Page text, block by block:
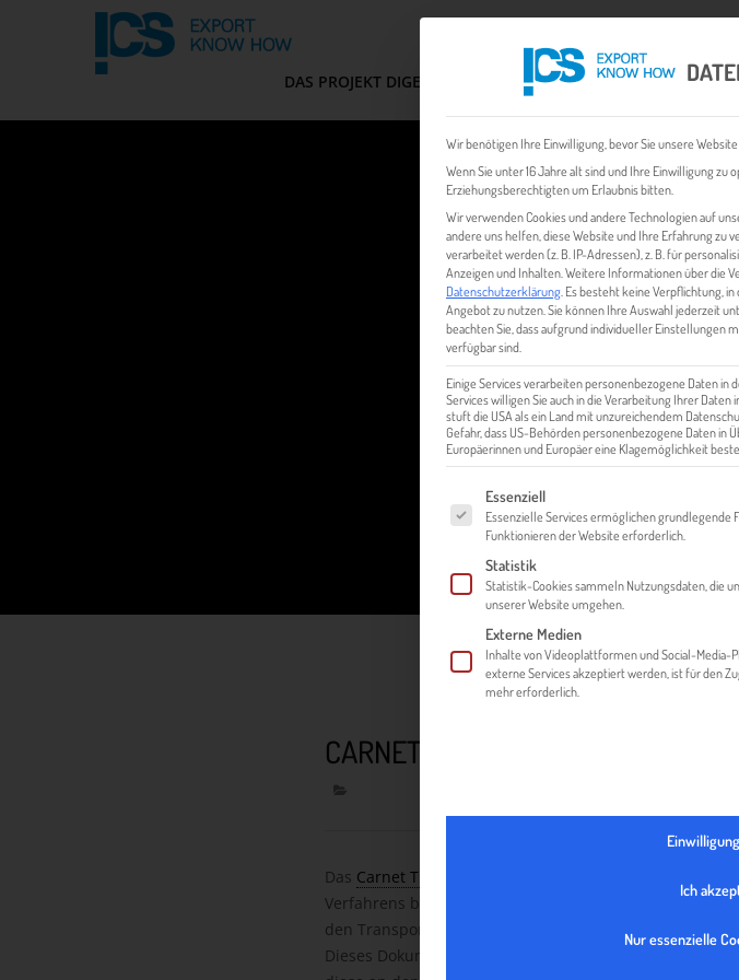
DAS PROJEKT DIGEM FIT CHECK EXPORT BUSINESS
CARNET TIR
Das Carnet TIR
ist ein international gültiges
Verfahrens bildet und gleichzeitig den Nachweis für
den Transport von Waren im Rahmen des TIR-
Dieses Dokument ermöglicht den
Wir benötigen Ihre Einwilligung, bevor Sie unsere
Wenn Sie unter 16 Jahre alt sind und Ihre Einwilligung
Erziehungsberechtigten um Erlaubnis bitten.
Wir verwenden Cookies und andere Technologien auf
andere uns helfen, diese Website und Ihre Erfahrung zu
verarbeitet werden (z. B. IP-Adressen), z. B. für
Anzeigen und Inhalten. Weitere Informationen über die
Datenschutzerklärung Es besteht keine Verpflichtung,
Angebot zu nutzen. Sie können Ihre Auswahl jederzeit
beachten Sie, dass aufgrund individueller Einstellungen
verfügbar sind.
Einige Services verarbeiten personenbezogene Daten in
Services willigen Sie auch in die Verarbeitung Ihrer Daten
stuft die USA als ein Land mit unzureichendem
Gefahr, dass US-Behörden personenbezogene Daten
Europäerinnen und Europäer eine Klagemöglichkeit
Es folgt eine Liste der Service-Gruppen,
Essenziell
Essenzielle Services ermöglichen grundlegende
Funktionieren der Website erforderlich.
Statistik
Statistik-Cookies sammeln Nutzungsdaten, die
unserer Website umgehen.
Externe Medien
Inhalte von Videoplattformen und Social-
externe Services akzeptiert werden, ist für den
mehr erforderlich.
Ich
Nur essenzielle